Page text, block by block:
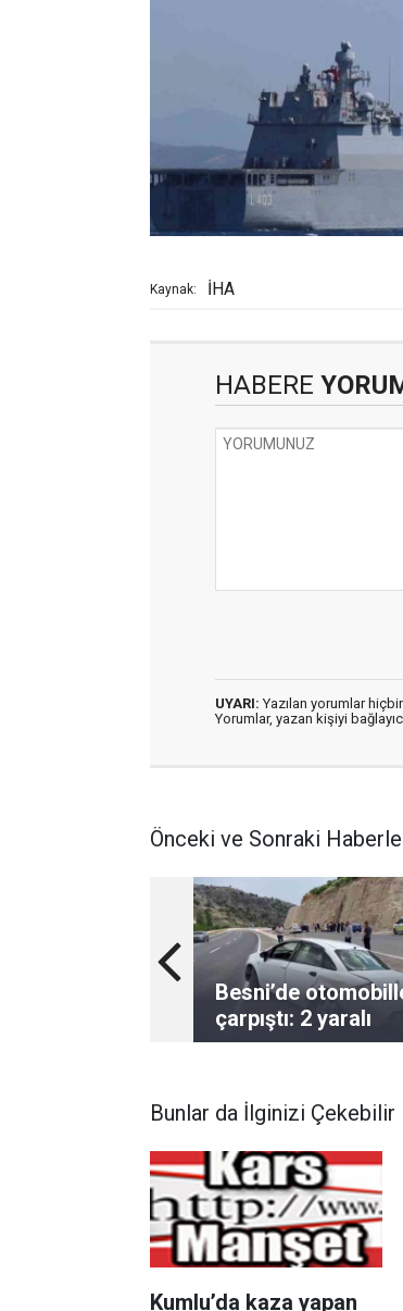
Kaynak: İHA
HABERE
UYARI: Yazılan yorumlar
Yorumlar, yazan kişiyi
Önceki ve Sonraki
Besni’de
çarpıştı: 2 yaralı
Bunlar da İlginizi Çekebilir
Kumlu’da kaza yapan